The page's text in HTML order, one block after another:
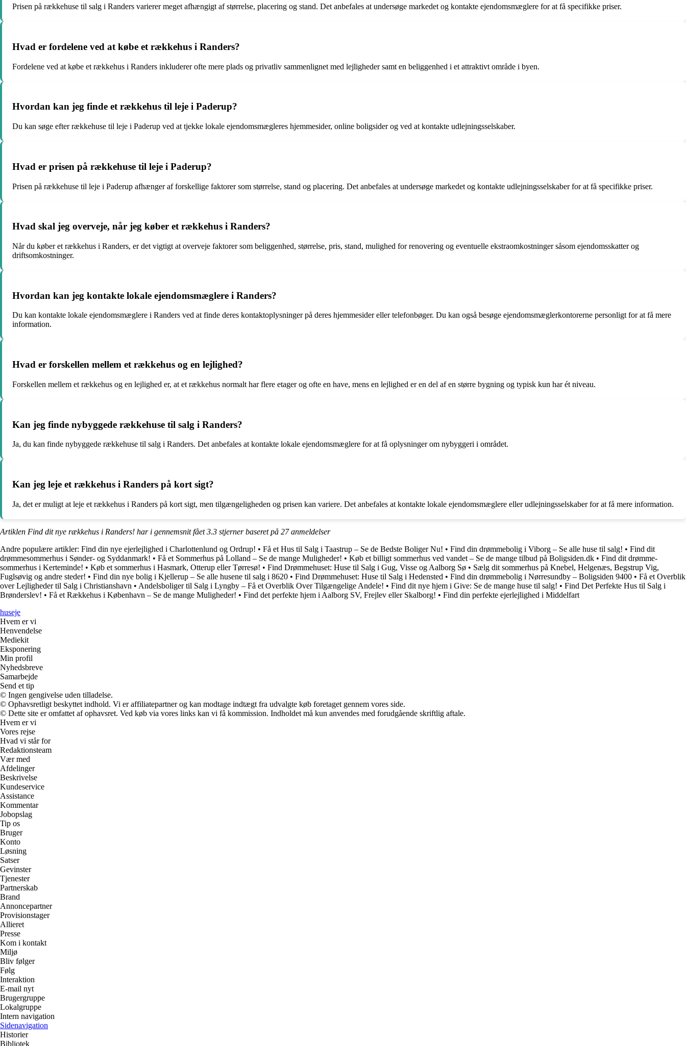
Prisen på rækkehuse til salg i Randers varierer meget afhængigt af størrelse, placering og stand. Det anbefales at undersøge markedet og kontakte ejendomsmæglere for at få specifikke priser.
Hvad er fordelene ved at købe et rækkehus i Randers?
Fordelene ved at købe et rækkehus i Randers inkluderer ofte mere plads og privatliv sammenlignet med lejligheder samt en beliggenhed i et attraktivt område i byen.
Hvordan kan jeg finde et rækkehus til leje i Paderup?
Du kan søge efter rækkehuse til leje i Paderup ved at tjekke lokale ejendomsmægleres hjemmesider, online boligsider og ved at kontakte udlejningsselskaber.
Hvad er prisen på rækkehuse til leje i Paderup?
Prisen på rækkehuse til leje i Paderup afhænger af forskellige faktorer som størrelse, stand og placering. Det anbefales at undersøge markedet og kontakte udlejningsselskaber for at få specifikke priser.
Hvad skal jeg overveje, når jeg køber et rækkehus i Randers?
Når du køber et rækkehus i Randers, er det vigtigt at overveje faktorer som beliggenhed, størrelse, pris, stand, mulighed for renovering og eventuelle ekstraomkostninger såsom ejendomsskatter og
driftsomkostninger.
Hvordan kan jeg kontakte lokale ejendomsmæglere i Randers?
Du kan kontakte lokale ejendomsmæglere i Randers ved at finde deres kontaktoplysninger på deres hjemmesider eller telefonbøger. Du kan også besøge ejendomsmæglerkontorerne personligt for at få mere
information.
Hvad er forskellen mellem et rækkehus og en lejlighed?
Forskellen mellem et rækkehus og en lejlighed er, at et rækkehus normalt har flere etager og ofte en have, mens en lejlighed er en del af en større bygning og typisk kun har ét niveau.
Kan jeg finde nybyggede rækkehuse til salg i Randers?
Ja, du kan finde nybyggede rækkehuse til salg i Randers. Det anbefales at kontakte lokale ejendomsmæglere for at få oplysninger om nybyggeri i området.
Kan jeg leje et rækkehus i Randers på kort sigt?
Ja, det er muligt at leje et rækkehus i Randers på kort sigt, men tilgængeligheden og prisen kan variere. Det anbefales at kontakte lokale ejendomsmæglere eller udlejningsselskaber for at få mere information.
Artiklen Find dit nye rækkehus i Randers! har i gennemsnit fået3.3 stjerner baseret på 27anmeldelser
Andre populære artikler: Find din nye ejerlejlighed i Charlottenlund og Ordrup! • Få et Hus til Salg i Taastrup – Se de Bedste Boliger Nu! • Find din drømmebolig i Viborg – Se alle huse til salg! • Find dit
drømmesommerhus i Sønder- og Syddanmark! • Få et Sommerhus på Lolland – Se de mange Muligheder! • Køb et billigt sommerhus ved vandet – Se de mange tilbud på Boligsiden.dk • Find dit drømme-
sommerhus i Kerteminde! • Køb et sommerhus i Hasmark, Otterup eller Tørresø! • Find Drømmehuset: Huse til Salg i Gug, Visse og Aalborg Sø • Sælg dit sommerhus på Knebel, Helgenæs, Begstrup Vig,
Fuglsøvig og andre steder! • Find din nye bolig i Kjellerup – Se alle husene til salg i 8620 • Find Drømmehuset: Huse til Salg i Hedensted • Find din drømmebolig i Nørresundby – Boligsiden 9400 • Få et Overblik
over Lejligheder til Salg i Christianshavn • Andelsboliger til Salg i Lyngby – Få et Overblik Over Tilgængelige Andele! • Find dit nye hjem i Give: Se de mange huse til salg! • Find Det Perfekte Hus til Salg i
Brønderslev! • Få et Rækkehus i København – Se de mange Muligheder! • Find det perfekte hjem i Aalborg SV, Frejlev eller Skalborg! • Find din perfekte ejerlejlighed i Middelfart
huseje
Hvem er vi
Henvendelse
Mediekit
Eksponering
Min profil
Nyhedsbreve
Samarbejde
Send et tip
© Ingen gengivelse uden tilladelse.
© Ophavsretligt beskyttet indhold. Vi er affiliatepartner og kan modtage indtægt fra udvalgte køb foretaget gennem vores side.
© Dette site er omfattet af ophavsret. Ved køb via vores links kan vi få kommission. Indholdet må kun anvendes med forudgående skriftlig aftale.
Hvem er vi
Vores rejse
Hvad vi står for
Redaktionsteam
Vær med
Afdelinger
Beskrivelse
Kundeservice
Assistance
Kommentar
Jobopslag
Tip os
Bruger
Konto
Løsning
Satser
Gevinster
Tjenester
Partnerskab
Brand
Annoncepartner
Provisionstager
Allieret
Presse
Kom i kontakt
Miljø
Bliv følger
Følg
Interaktion
E-mail nyt
Brugergruppe
Lokalgruppe
Intern navigation
Sidenavigation
Historier
Bibliotek